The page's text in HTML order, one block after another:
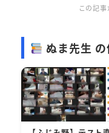
この記
ぬま先生